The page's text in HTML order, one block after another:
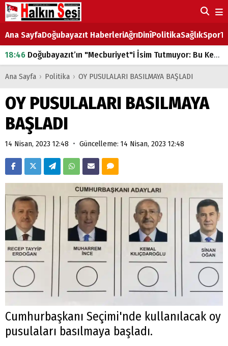
Ana SayfaDoğubayazıt HaberleriAğrıDinîPolitikaSağlıkSpor
18:46 Doğubayazıt’ın "Mecburiyet"i İsim Tutmuyor: Bu Kez de Mem u Zîn Oldu!
07:53Doğubayazıt’ta Ekmek Fiyatlarına Zam
07:00
DEVLET ve HÜKÜMET
18:29ÇARŞI CADDESİ YAZ BOZ TAHTASI
Ana Sayfa › Politika › OY PUSULALARI BASILMAYA BAŞLADI
OY PUSULALARI BASILMAYA
BAŞLADI
14 Nisan, 2023 12:48 • Güncelleme: 14 Nisan, 2023 12:48
Cumhurbaşkanı Seçimi'nde kullanılacak oy
pusulaları basılmaya başladı.